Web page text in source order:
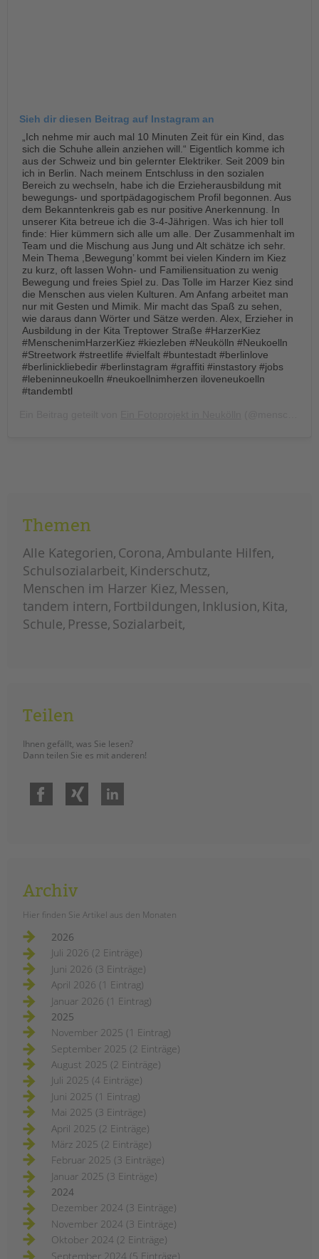
Sieh dir diesen Beitrag auf Instagram an
„Ich nehme mir auch mal 10 Minuten Zeit für ein Kind, das
sich die Schuhe allein anziehen will.“ Eigentlich komme ich
aus der Schweiz und bin gelernter Elektriker. Seit 2009 bin
ich in Berlin. Nach meinem Entschluss in den sozialen
Bereich zu wechseln, habe ich die Erzieherausbildung mit
bewegungs- und sportpädagogischem Profil begonnen. Aus
dem Bekanntenkreis gab es nur positive Anerkennung. In
unserer Kita betreue ich die 3-4-Jährigen. Was ich hier toll
finde: Hier kümmern sich alle um alle. Der Zusammenhalt im
Team und die Mischung aus Jung und Alt schätze ich sehr.
Mein Thema ,Bewegung’ kommt bei vielen Kindern im Kiez
zu kurz, oft lassen Wohn- und Familiensituation zu wenig
Bewegung und freies Spiel zu. Das Tolle im Harzer Kiez sind
die Menschen aus vielen Kulturen. Am Anfang arbeitet man
nur mit Gesten und Mimik. Mir macht das Spaß zu sehen,
wie daraus dann Wörter und Sätze werden. Alex, Erzieher in
Ausbildung in der Kita Treptower Straße #HarzerKiez
#MenschenimHarzerKiez #kiezleben #Neukölln #Neukoelln
#Streetwork #streetlife #vielfalt #buntestadt #berlinlove
#berlinickliebedir #berlinstagram #graffiti #instastory #jobs
#lebeninneukoelln #neukoellnimherzen iloveneukoelln
#tandembtl
Themen
Alle Kategorien Corona Ambulante Hilfen
Schulsozialarbeit Kinderschutz
Menschen im Harzer Kiez Messen
tandem intern Fortbildungen Inklusion Kita
Schule Presse Sozialarbeit
Teilen
Ihnen gefällt, was Sie lesen?
Dann teilen Sie es mit anderen!
Facebook Xing
Archiv
Hier finden Sie Artikel aus den Monaten
2026
Juli 2026 (2 Einträge)
Juni 2026 (3 Einträge)
April 2026 (1 Eintrag)
Januar 2026 (1 Eintrag)
2025
November 2025 (1 Eintrag)
September 2025 (2 Einträge)
August 2025 (2 Einträge)
Juli 2025 (4 Einträge)
Juni 2025 (1 Eintrag)
Mai 2025 (3 Einträge)
April 2025 (2 Einträge)
März 2025 (2 Einträge)
Februar 2025 (3 Einträge)
Januar 2025 (3 Einträge)
2024
Dezember 2024 (3 Einträge)
November 2024 (3 Einträge)
Oktober 2024 (2 Einträge)
September 2024 (5 Einträge)